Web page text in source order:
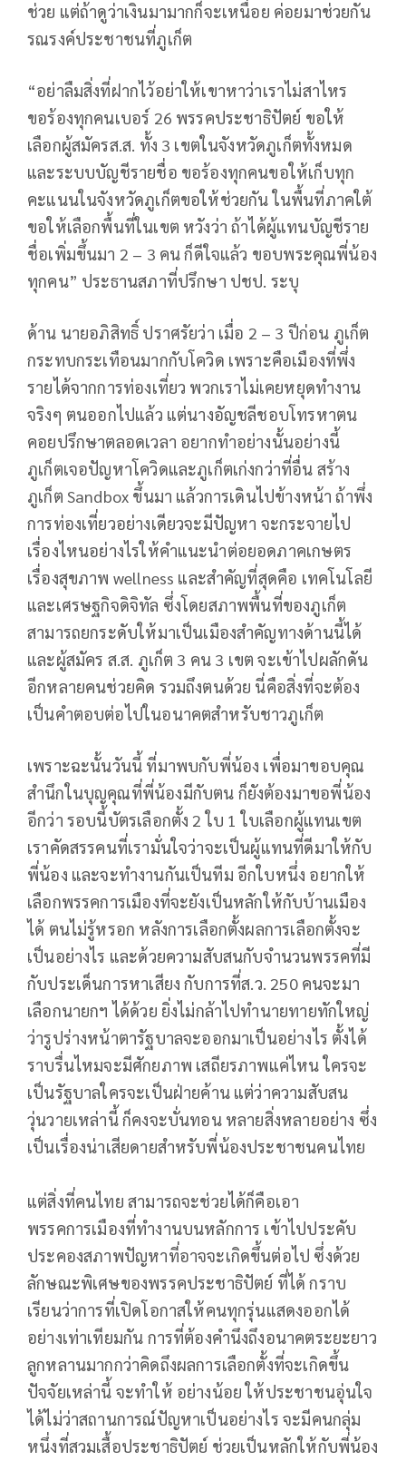
ช่วย แต่ถ้าดูว่าเงินมามากก็จะเหนื่อย ค่อยมาช่วยกัน
รณรงค์ประชาชนที่ภูเก็ต
“อย่าลืมสิ่งที่ฝากไว้อย่าให้เขาหาว่าเราไม่สาไหร
ขอร้องทุกคนเบอร์ 26 พรรคประชาธิปัตย์ ขอให้
เลือกผู้สมัครส.ส. ทั้ง 3 เขตในจังหวัดภูเก็ตทั้งหมด
และระบบบัญชีรายชื่อ ขอร้องทุกคนขอให้เก็บทุก
คะแนนในจังหวัดภูเก็ตขอให้ช่วยกัน ในพื้นที่ภาคใต้
ขอให้เลือกพื้นที่ในเขต หวังว่า ถ้าได้ผู้แทนบัญชีราย
ชื่อเพิ่มขึ้นมา 2 – 3 คน ก็ดีใจแล้ว ขอบพระคุณพี่น้อง
ทุกคน” ประธานสภาที่ปรึกษา ปชป. ระบุ
ด้าน นายอภิสิทธิ์ ปราศรัยว่า เมื่อ 2 – 3 ปีก่อน ภูเก็ต
กระทบกระเทือนมากกับโควิด เพราะคือเมืองที่พึ่ง
รายได้จากการท่องเที่ยว พวกเราไม่เคยหยุดทำงาน
จริงๆ ตนออกไปแล้ว แต่นางอัญชลีชอบโทรหาตน
คอยปรึกษาตลอดเวลา อยากทำอย่างนั้นอย่างนี้
ภูเก็ตเจอปัญหาโควิดและภูเก็ตเก่งกว่าที่อื่น สร้าง
ภูเก็ต Sandbox ขึ้นมา แล้วการเดินไปข้างหน้า ถ้าพึ่ง
การท่องเที่ยวอย่างเดียวจะมีปัญหา จะกระจายไป
เรื่องไหนอย่างไรให้คำแนะนำต่อยอดภาคเกษตร
เรื่องสุขภาพ wellness และสำคัญที่สุดคือ เทคโนโลยี
และเศรษฐกิจดิจิทัล ซึ่งโดยสภาพพื้นที่ของภูเก็ต
สามารถยกระดับให้มาเป็นเมืองสำคัญทางด้านนี้ได้
และผู้สมัคร ส.ส. ภูเก็ต 3 คน 3 เขต จะเข้าไปผลักดัน
อีกหลายคนช่วยคิด รวมถึงตนด้วย นี่คือสิ่งที่จะต้อง
เป็นคำตอบต่อไปในอนาคตสำหรับชาวภูเก็ต
เพราะฉะนั้นวันนี้ ที่มาพบกับพี่น้อง เพื่อมาขอบคุณ
สำนึกในบุญคุณที่พี่น้องมีกับตน ก็ยังต้องมาขอพี่น้อง
อีกว่า รอบนี้บัตรเลือกตั้ง 2 ใบ 1 ใบเลือกผู้แทนเขต
เราคัดสรรคนที่เรามั่นใจว่าจะเป็นผู้แทนที่ดีมาให้กับ
พี่น้อง และจะทำงานกันเป็นทีม อีกใบหนึ่ง อยากให้
เลือกพรรคการเมืองที่จะยังเป็นหลักให้กับบ้านเมือง
ได้ ตนไม่รู้หรอก หลังการเลือกตั้งผลการเลือกตั้งจะ
เป็นอย่างไร และด้วยความสับสนกับจำนวนพรรคที่มี
กับประเด็นการหาเสียง กับการที่ส.ว. 250 คนจะมา
เลือกนายกฯ ได้ด้วย ยิ่งไม่กล้าไปทำนายทายทักใหญ่
ว่ารูปร่างหน้าตารัฐบาลจะออกมาเป็นอย่างไร ตั้งได้
ราบรื่นไหมจะมีศักยภาพ เสถียรภาพแค่ไหน ใครจะ
เป็นรัฐบาลใครจะเป็นฝ่ายค้าน แต่ว่าความสับสน
วุ่นวายเหล่านี้ ก็คงจะบั่นทอน หลายสิ่งหลายอย่าง ซึ่ง
เป็นเรื่องน่าเสียดายสำหรับพี่น้องประชาชนคนไทย
แต่สิ่งที่คนไทย สามารถจะช่วยได้ก็คือเอา
พรรคการเมืองที่ทำงานบนหลักการ เข้าไปประคับ
ประคองสภาพปัญหาที่อาจจะเกิดขึ้นต่อไป ซึ่งด้วย
ลักษณะพิเศษของพรรคประชาธิปัตย์ ที่ได้ กราบ
เรียนว่าการที่เปิดโอกาสให้คนทุกรุ่นแสดงออกได้
อย่างเท่าเทียมกัน การที่ต้องคำนึงถึงอนาคตระยะยาว
ลูกหลานมากกว่าคิดถึงผลการเลือกตั้งที่จะเกิดขึ้น
ปัจจัยเหล่านี้ จะทำให้ อย่างน้อย ให้ประชาชนอุ่นใจ
ได้ไม่ว่าสถานการณ์ปัญหาเป็นอย่างไร จะมีคนกลุ่ม
หนึ่งที่สวมเสื้อประชาธิปัตย์ ช่วยเป็นหลักให้กับพี่น้อง